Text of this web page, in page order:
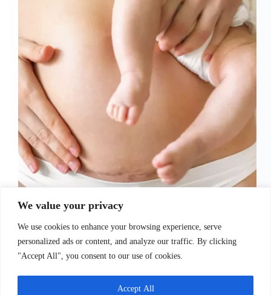
We value your privacy
We use cookies to enhance your browsing experience, serve
personalized ads or content, and analyze our traffic. By clicking
"Accept All", you consent to our use of cookies.
Accept All
Antes de mais nada, o puerpério é um período
do corpo da mulher para o estado pré-gravidez.
Sendo assim, esse período é caracterizado por uma
Juliana Santos
22 de setembro de 2023